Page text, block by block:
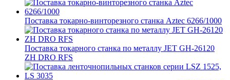
Поставка токарно-винторезного станка Aztec 6266/1000
Поставка токарного станка по металлу JET GH-26120
ZH DRO RFS